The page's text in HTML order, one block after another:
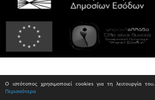
Ο ιστότοπος χρησιμοποιεί cookies για τη λειτουργία του.
Περισσότερα